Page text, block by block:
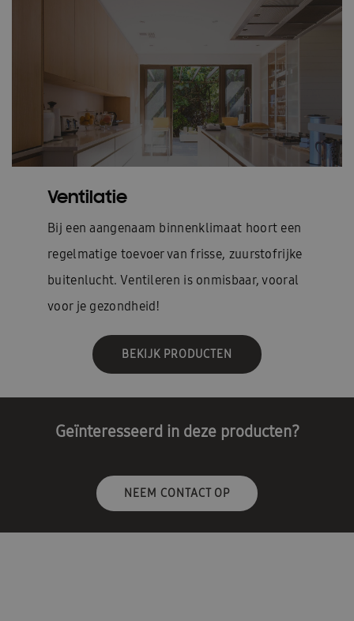
Ventilatie
Bij een aangenaam binnenklimaat hoort een
regelmatige toevoer van frisse, zuurstofrijke
buitenlucht. Ventileren is onmisbaar, vooral
voor je gezondheid!
BEKIJK PRODUCTEN
Geïnteresseerd in deze producten?
NEEM CONTACT OP